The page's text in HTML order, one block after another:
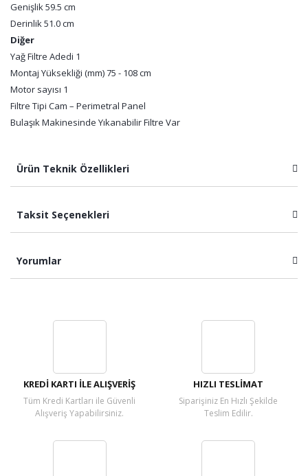
Genişlik 59.5 cm
Derinlik 51.0 cm
Diğer
Yağ Filtre Adedi 1
Montaj Yüksekliği (mm) 75 - 108 cm
Motor sayısı 1
Filtre Tipi Cam – Perimetral Panel
Bulaşık Makinesinde Yıkanabilir Filtre Var
Ürün Teknik Özellikleri
Taksit Seçenekleri
Yorumlar
KREDİ KARTI İLE ALIŞVERİŞ
Tüm Kredi Kartları ile Güvenli
Alışveriş Yapabilirsiniz.
HIZLI TESLİMAT
Siparişiniz En Hızlı Şekilde
Teslim Edilir.